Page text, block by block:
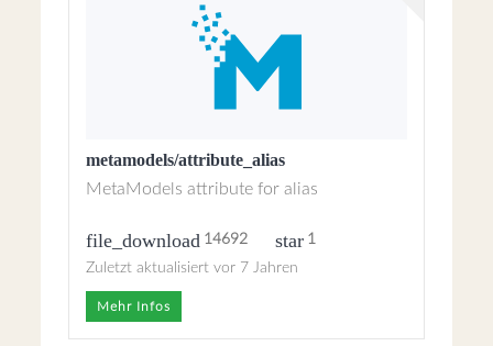
metamodels/attribute_alias
MetaModels attribute for alias
file_download 14692 star 1
Zuletzt aktualisiert vor 7 Jahren
Mehr Infos